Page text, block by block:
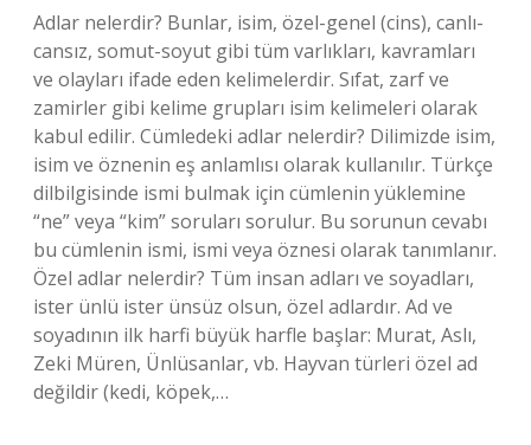
Adlar nelerdir? Bunlar, isim, özel-genel (cins), canlı-
cansız, somut-soyut gibi tüm varlıkları, kavramları
ve olayları ifade eden kelimelerdir. Sıfat, zarf ve
zamirler gibi kelime grupları isim kelimeleri olarak
kabul edilir. Cümledeki adlar nelerdir? Dilimizde isim,
isim ve öznenin eş anlamlısı olarak kullanılır. Türkçe
dilbilgisinde ismi bulmak için cümlenin yüklemine
“ne” veya “kim” soruları sorulur. Bu sorunun cevabı
bu cümlenin ismi, ismi veya öznesi olarak tanımlanır.
Özel adlar nelerdir? Tüm insan adları ve soyadları,
ister ünlü ister ünsüz olsun, özel adlardır. Ad ve
soyadının ilk harfi büyük harfle başlar: Murat, Aslı,
Zeki Müren, Ünlüsanlar, vb. Hayvan türleri özel ad
değildir (kedi, köpek,…